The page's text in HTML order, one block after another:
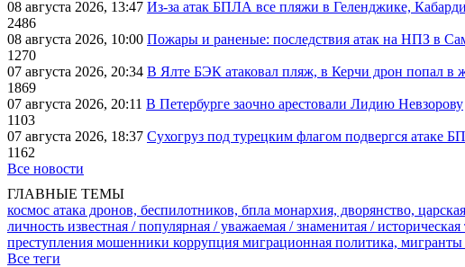
08 августа 2026, 13:47 Из-за атак БПЛА все пляжи в Геленджике,
2486
08 августа 2026, 10:00 Пожары и раненые: последствия атак на НПЗ в
1270
07 августа 2026, 20:34 В Ялте БЭК атаковал пляж, в Керчи дрон попал в
1869
07 августа 2026, 20:11 В Петербурге заочно арестовали Лидию Невзорову
1103
07 августа 2026, 18:37 Сухогруз под турецким флагом подвергся атаке
1162
Все новости
ГЛАВНЫЕ ТЕМЫ
космос атака дронов, беспилотников, бпла монархия, дворянство,
личность известная / популярная / уважаемая / знаменитая / историческая
преступления мошенники коррупция миграционная политика, мигранты
Все теги